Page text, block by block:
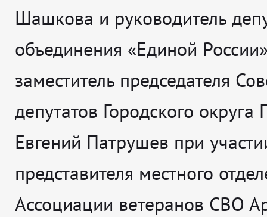
Шашкова и руководитель
объединения «Единой
заместитель председателя
депутатов Городского округа
Евгений Патрушев при
представителя местного
Ассоциации ветеранов СВО